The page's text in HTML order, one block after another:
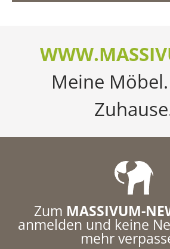
Meine
Zum MASSIVUM-
anmelden und keine
mehr